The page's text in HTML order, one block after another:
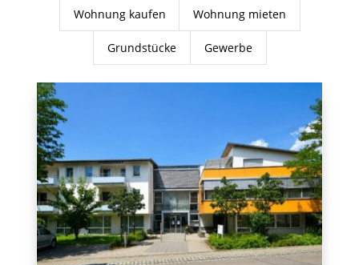
Wohnung kaufen Wohnung mieten
Grundstücke Gewerbe